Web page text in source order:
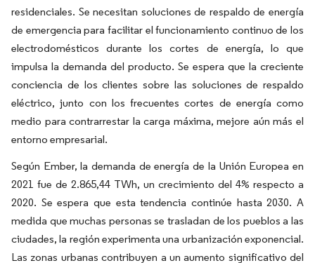
residenciales. Se necesitan soluciones de respaldo de energía
de emergencia para facilitar el funcionamiento continuo de los
electrodomésticos durante los cortes de energía, lo que
impulsa la demanda del producto. Se espera que la creciente
conciencia de los clientes sobre las soluciones de respaldo
eléctrico, junto con los frecuentes cortes de energía como
medio para contrarrestar la carga máxima, mejore aún más el
entorno empresarial.
Según Ember, la demanda de energía de la Unión Europea en
2021 fue de 2.865,44 TWh, un crecimiento del 4% respecto a
2020. Se espera que esta tendencia continúe hasta 2030. A
medida que muchas personas se trasladan de los pueblos a las
ciudades, la región experimenta una urbanización exponencial.
Las zonas urbanas contribuyen a un aumento significativo del